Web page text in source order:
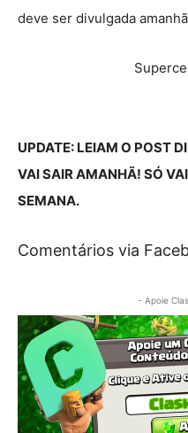
deve ser divulgada
UPDATE: LEIAM O POST
VAI SAIR AMANHÃ! SÓ
SEMANA.
Comentários via
- Apoie